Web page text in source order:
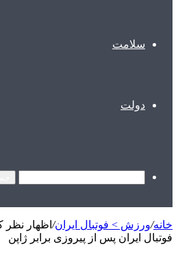
سلامت
دولت
خانه/ورزش > فوتبال ایران/ اظهار نظر
فوتبال ایران پس از پیروزی برابر ژاپن